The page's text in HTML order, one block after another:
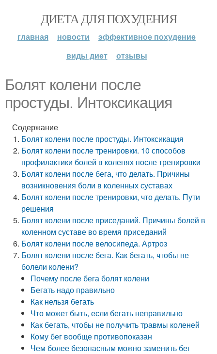
ДИЕТА ДЛЯ ПОХУДЕНИЯ
главная новости
эффективное похудение
виды диет
отзывы
Болят колени после
простуды. Интоксикация
Содержание
Болят колени после простуды. Интоксикация
Болят колени после тренировки. 10 способов
профилактики болей в коленях после тренировки
Болят колени после бега, что делать. Причины
возникновения боли в коленных суставах
Болят колени после тренировки, что делать. Пути
решения
Болят колени после приседаний. Причины болей в
коленном суставе во время приседаний
Болят колени после велосипеда. Артроз
Болят колени после бега. Как бегать, чтобы не
болели колени?
Почему после бега болят колени
Бегать надо правильно
Как нельзя бегать
Что может быть, если бегать неправильно
Как бегать, чтобы не получить травмы коленей
Кому бег вообще противопоказан
Чем более безопасным можно заменить бег